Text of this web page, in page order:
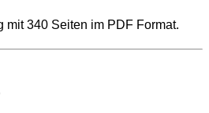
mit 340 Seiten im PDF Format.